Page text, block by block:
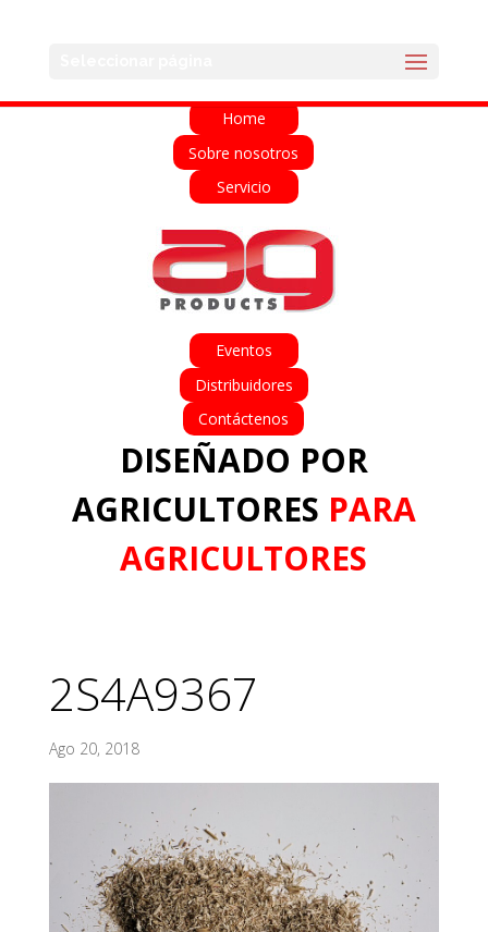
Home
Sobre nosotros
Servicio
Eventos
Distribuidores
Contáctenos
DISEÑADO POR
AGRICULTORES PARA
AGRICULTORES
2S4A9367
Ago 20, 2018